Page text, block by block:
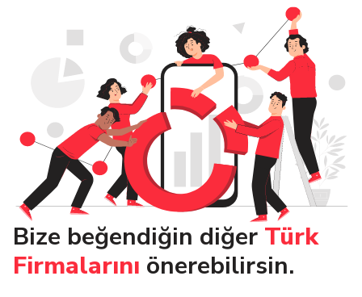
Bize beğendiğin diğer Türk
Firmalarını önerebilirsin.